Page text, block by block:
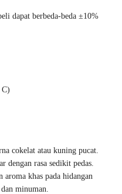
dapat berbeda-beda ±10%
C)
cokelat atau kuning pucat.
dengan rasa sedikit pedas.
aroma khas pada hidangan
minuman.